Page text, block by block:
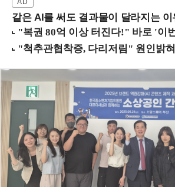
같은 AI를 써도 결과물이 달라지는 이유